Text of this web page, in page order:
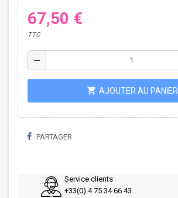
67,50 €
TTC
remove
shopping_cart AJOUTER AU PANIER
PARTAGER
Service clients
+33(0) 4 75 34 66 43